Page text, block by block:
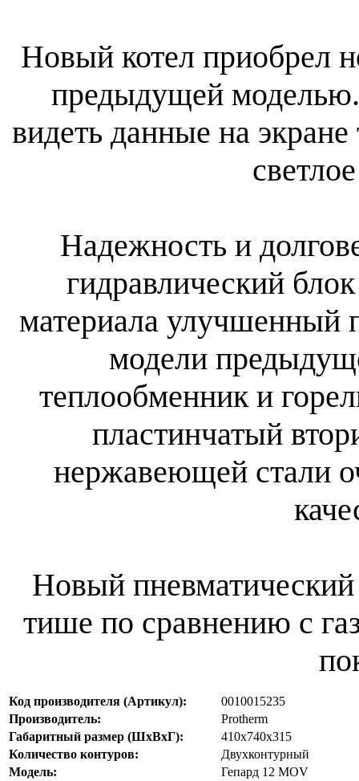
Новый котел приобрел
предыдущей моделью.
видеть данные на
Надежность и
гидравлический
материала улучшенный
модели
теплообменник и
пластинчатый
нержавеющей стали
Новый пневматический
тише по сравнению с
Код производителя (Артикул):
0010015235
Производитель:
Protherm
Габаритный размер (ШхВхГ):
410х740х315
Количество контуров:
Двухконтурный
Модель:
Гепард 12 MOV